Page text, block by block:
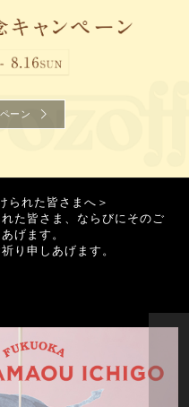
ーン
られた皆さまへ＞
た皆さま、ならびにそのご
げます。
り申しあげます。